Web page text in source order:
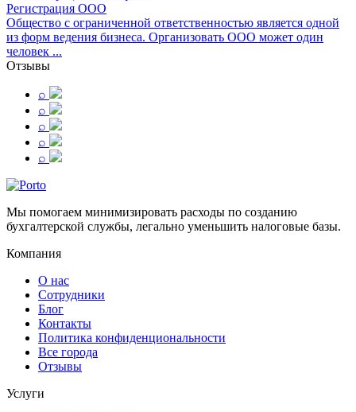
Регистрация ООО
Общество с ограниченной ответственностью является одной
из форм ведения бизнеса. Организовать ООО может один
человек ...
Отзывы
⌕
⌕
⌕
⌕
⌕
Мы помогаем минимизировать расходы по созданию
бухгалтерской службы, легально уменьшить налоговые базы.
Компания
О нас
Сотрудники
Блог
Контакты
Политика конфиденциональности
Все города
Отзывы
Услуги